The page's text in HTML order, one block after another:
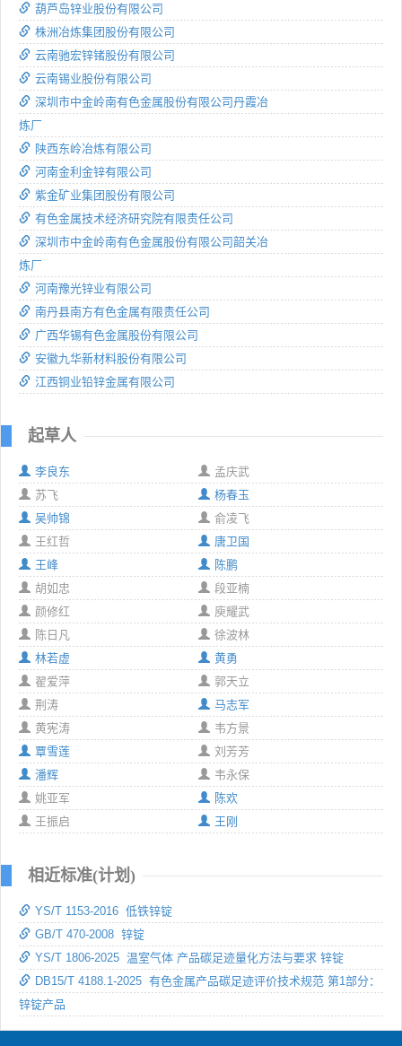
葫芦岛锌业股份有限公司
株洲冶炼集团股份有限公司
云南驰宏锌锗股份有限公司
云南锡业股份有限公司
深圳市中金岭南有色金属股份有限公司丹霞冶
炼厂
陕西东岭冶炼有限公司
河南金利金锌有限公司
紫金矿业集团股份有限公司
有色金属技术经济研究院有限责任公司
深圳市中金岭南有色金属股份有限公司韶关冶
炼厂
河南豫光锌业有限公司
南丹县南方有色金属有限责任公司
广西华锡有色金属股份有限公司
安徽九华新材料股份有限公司
江西铜业铅锌金属有限公司
起草人
李良东
孟庆武
苏飞
杨春玉
吴帅锦
俞凌飞
王红哲
唐卫国
王峰
陈鹏
胡如忠
段亚楠
颜修红
庾耀武
陈日凡
徐波林
林若虚
黄勇
翟爱萍
郭天立
荆涛
马志军
黄宪涛
韦方景
覃雪莲
刘芳芳
潘辉
韦永保
姚亚军
陈欢
王振启
王刚
相近标准(计划)
YS/T 1153-2016 低铁锌锭
GB/T 470-2008 锌锭
YS/T 1806-2025 温室气体 产品碳足迹量化方法与要求 锌锭
DB15/T 4188.1-2025 有色金属产品碳足迹评价技术规范 第1部分：
锌锭产品